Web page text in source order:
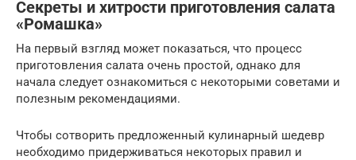
Секреты и хитрости приготовления салата
«Ромашка»
На первый взгляд может показаться, что процесс
приготовления салата очень простой, однако для
начала следует ознакомиться с некоторыми советами и
полезным рекомендациями.
Чтобы сотворить предложенный кулинарный шедевр
необходимо придерживаться некоторых правил и